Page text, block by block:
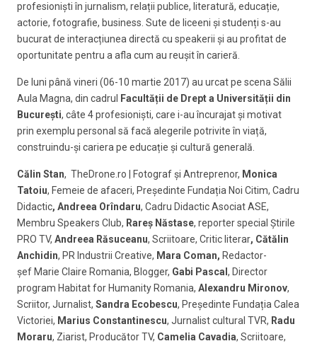
profesioniști în jurnalism, relații publice, literatură, educație,
actorie, fotografie, business. Sute de liceeni şi studenți s-au
bucurat de interacțiunea directă cu speakerii și au profitat de
oportunitate pentru a afla cum au reușit în carieră.
De luni până vineri (06-10 martie 2017) au urcat pe scena Sălii
Aula Magna, din cadrul
Facultății de Drept a Universității din
București, câte 4 profesioniști, care i-au încurajat și motivat
prin exemplu personal să facă alegerile potrivite în viață,
construindu-şi cariera pe educație şi cultură generală.
Călin Stan, TheDrone.ro | Fotograf şi Antreprenor, Monica
Tatoiu, Femeie de afaceri, Președinte Fundația Noi Citim, Cadru
Didactic, Andreea Orîndaru, Cadru Didactic Asociat ASE,
Membru Speakers Club, Rareș Năstase, reporter special Știrile
PRO TV, Andreea Răsuceanu, Scriitoare, Critic literar, Cătălin
Anchidin, PR Industrii Creative, Mara Coman, Redactor-
șef Marie Claire Romania, Blogger, Gabi Pascal , Director
program Habitat for Humanity Romania, Alexandru Mironov,
Scriitor, Jurnalist, Sandra Ecobescu, Președinte Fundația Calea
Victoriei, Marius Constantinescu, Jurnalist cultural TVR, Radu
Moraru, Ziarist, Producător TV, Camelia Cavadia, Scriitoare,